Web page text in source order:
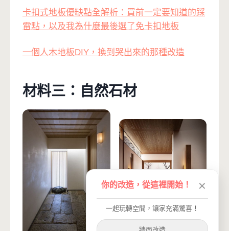
卡扣式地板優缺點全解析：買前一定要知道的踩
雷點，以及我為什麼最後選了免卡扣地板
一個人木地板DIY，換到哭出來的那種改造
材料三：自然石材
你的改造，從這裡開始！ ✕
一起玩轉空間，讓家充滿驚喜！
牆面改造